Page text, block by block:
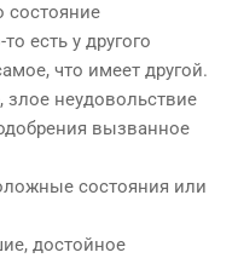
состояние
есть у другого
что имеет другой.
неудовольствие
вызванное
состояния или
достойное